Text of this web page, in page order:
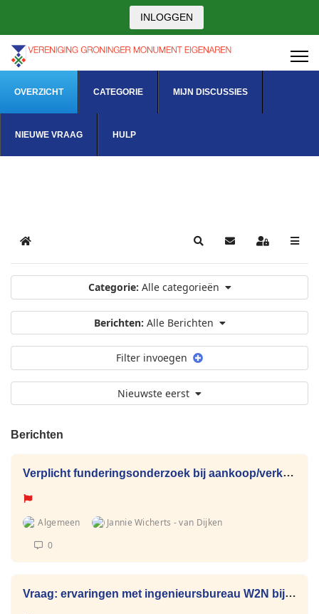
INLOGGEN
OVERZICHT CATEGORIE MIJN DISCUSSIES
NIEUWE VRAAG HULP
Home Search Sign In
Categorie: Alle categorieën
Berichten: Alle Berichten
Filter invoegen
Nieuwste eerst
Berichten
Verplicht funderingsonderzoek bij aankoop/verkoop woning
Algemeen
Jannie Wicherts - van Dijken
0
Vraag: ervaringen met ingenieursbureau W2N bij opnames voor de versterking